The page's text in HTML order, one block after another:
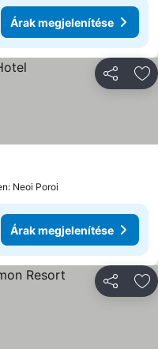
Árak megjelenítése
Neoi Poroi
Árak megjelenítése